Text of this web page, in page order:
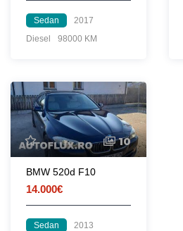
Sedan
2017
Diesel
98000 KM
10
BMW 520d F10
14.000€
Sedan
2013